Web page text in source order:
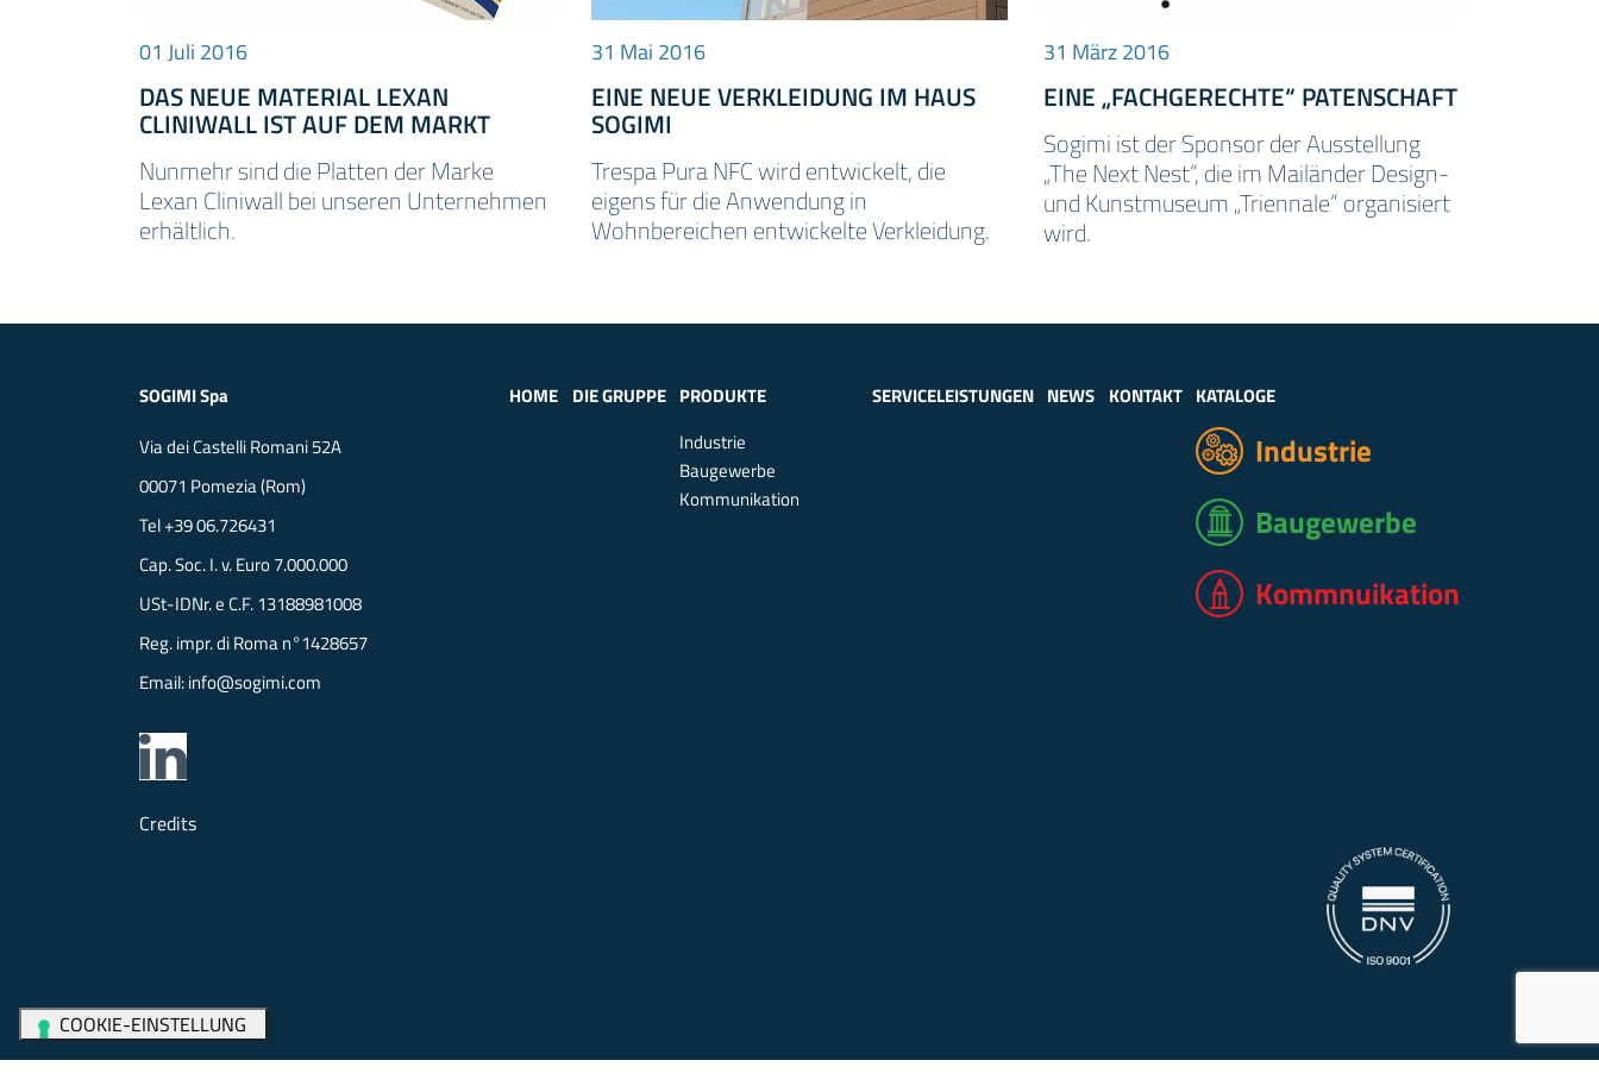
01 Juli 2016
DAS NEUE MATERIAL LEXAN
CLINIWALL IST AUF DEM MARKT
Nunmehr sind die Platten der Marke
Lexan Cliniwall bei unseren Unternehmen
erhältlich.
31 Mai 2016
EINE NEUE VERKLEIDUNG IM HAUS
SOGIMI
Trespa Pura NFC wird entwickelt, die
eigens für die Anwendung in
Wohnbereichen entwickelte Verkleidung.
31 März 2016
EINE „FACHGERECHTE“ PATENSCHAFT
Sogimi ist der Sponsor der Ausstellung
„The Next Nest“, die im Mailänder Design-
und Kunstmuseum „Triennale“ organisiert
wird.
SOGIMI Spa
Via dei Castelli Romani 52A
00071 Pomezia (Rom)
Tel+39 06.726431
Cap. Soc. I. v. Euro 7.000.000
USt-IDNr. e C.F. 13188981008
Reg. impr. di Roma n°1428657
Email:info@sogimi.com
Credits
HOME DIE GRUPPE PRODUKTE
Industrie
Baugewerbe
Kommunikation
SERVICELEISTUNGEN NEWS KONTAKT KATALOGE
Industrie
Baugewerbe
Kommnuikation